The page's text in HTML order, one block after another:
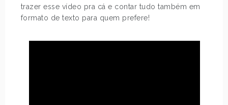
trazer esse vídeo pra cá e contar tudo também em
formato de texto para quem prefere!